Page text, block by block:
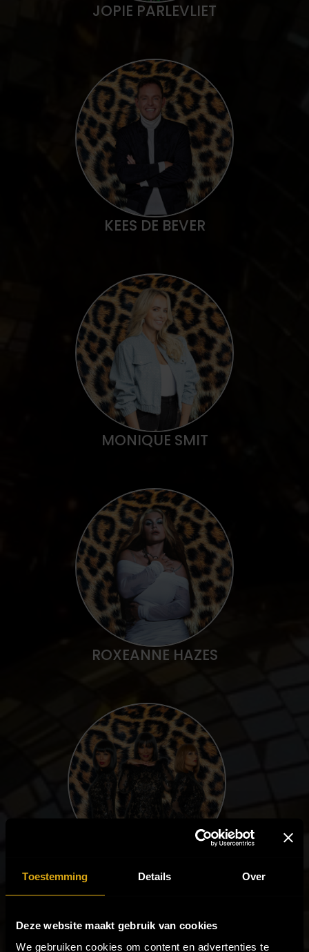
Toestemming Details Over
Deze website maakt gebruik van cookies
We gebruiken cookies om content en advertenties te
JOPIE PARLEVLIET
KEES DE BEVER
MONIQUE SMIT
ROXEANNE HAZES
THE SUPREMIUM TRIBUTE